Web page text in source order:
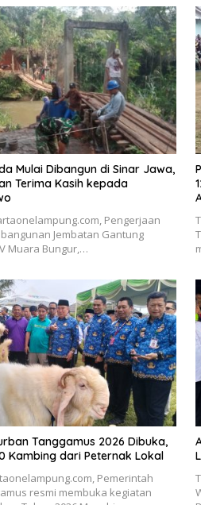
Mulai Dibangun di Sinar Jawa,
Terima Kasih kepada
Pengerjaan
Jembatan Gantung
Muara Bungur,…
Tanggamus 2026 Dibuka,
Kambing dari Peternak Lokal
Pemerintah
resmi membuka kegiatan